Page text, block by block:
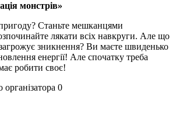
монстрів»
Станьте мешканцями
лякати всіх навкруги. Але що
зникнення? Ви маєте швиденько
енергії! Але спочатку треба
робити своє!
0